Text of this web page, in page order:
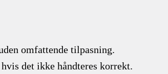
omfattende tilpasning.
det ikke håndteres korrekt.